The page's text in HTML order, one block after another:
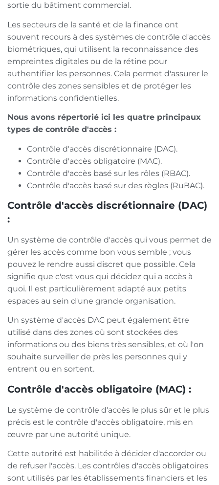
sortie du bâtiment commercial.
Les secteurs de la santé et de la finance ont
souvent recours à des systèmes de contrôle d'accès
biométriques, qui utilisent la reconnaissance des
empreintes digitales ou de la rétine pour
authentifier les personnes. Cela permet d'assurer le
contrôle des zones sensibles et de protéger les
informations confidentielles.
Nous avons répertorié ici les quatre principaux
types de contrôle d'accès :
Contrôle d'accès discrétionnaire (DAC).
Contrôle d'accès obligatoire (MAC).
Contrôle d'accès basé sur les rôles (RBAC).
Contrôle d'accès basé sur des règles (RuBAC).
Contrôle d'accès discrétionnaire (DAC)
:
Un système de contrôle d'accès qui vous permet de
gérer les accès comme bon vous semble ; vous
pouvez le rendre aussi discret que possible. Cela
signifie que c'est vous qui décidez qui a accès à
quoi. Il est particulièrement adapté aux petits
espaces au sein d'une grande organisation.
Un système d'accès DAC peut également être
utilisé dans des zones où sont stockées des
informations ou des biens très sensibles, et où l'on
souhaite surveiller de près les personnes qui y
entrent ou en sortent.
Contrôle d'accès obligatoire (MAC) :
Le système de contrôle d'accès le plus sûr et le plus
précis est le contrôle d'accès obligatoire, mis en
œuvre par une autorité unique.
Cette autorité est habilitée à décider d'accorder ou
de refuser l'accès. Les contrôles d'accès obligatoires
sont utilisés par les établissements financiers et les